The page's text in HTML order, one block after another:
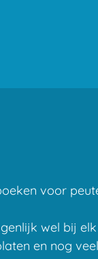
voor
wel bij
en nog